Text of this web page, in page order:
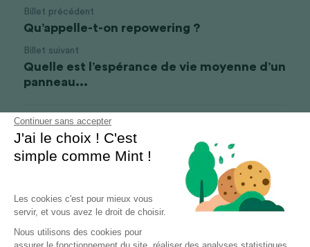
Continuer sans accepter
J'ai le choix ! C'est
simple comme Mint !
Les cookies c'est pour mieux vous
servir, et vous avez le droit de choisir.
Nous utilisons des cookies pour
Billet précédent
Qu’appelle-t-on repowering ?
Billet suivant
Quelle est l’espérance de vie moyenne d’un
panneau...
Revenir au site